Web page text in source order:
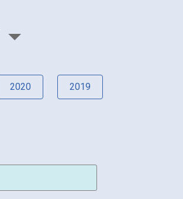
2020 2019